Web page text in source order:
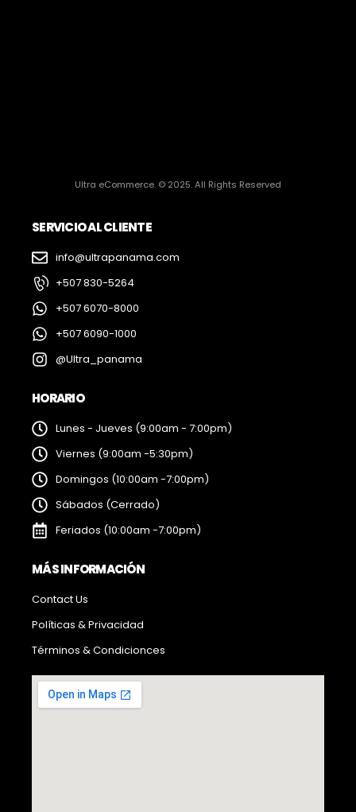
Ultra eCommerce. © 2025. All Rights Reserved
SERVICIO AL CLIENTE
info@ultrapanama.com
+507 830-5264
+507 6070-8000
+507 6090-1000
@Ultra_panama
HORARIO
Lunes - Jueves (9:00am - 7:00pm)
Viernes (9:00am -5:30pm)
Domingos (10:00am -7:00pm)
Sábados (Cerrado)
Feriados (10:00am -7:00pm)
MÁS INFORMACIÓN
Contact Us
Políticas & Privacidad
Términos & Condicionces